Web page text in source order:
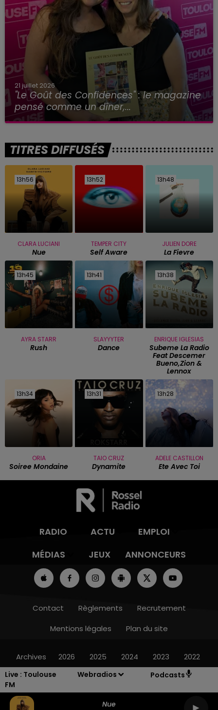
Live : Toulouse
FM
Webradios Podcasts
Nue
21 juillet 2026
"Le Goût des Confidences" : le magazine
pensé comme un dîner,...
TITRES DIFFUSÉS
13h56
13h56
CLARA LUCIANI
Nue
13h52
13h52
TEMPER CITY
Self Aware
13h48
13h48
JULIEN DORE
La Fievre
13h45
13h45
AYRA STARR
Rush
13h41
13h41
SLAYYYTER
Dance
13h38
13h38
ENRIQUE IGLESIAS
Subeme La Radio
Feat Descemer
Bueno,zion &
Lennox
13h34
13h34
ORIA
Soiree Mondaine
13h31
13h31
TAIO CRUZ
Dynamite
13h28
13h28
ADELE CASTILLON
Ete Avec Toi
RADIO ACTU
EMPLOI
MÉDIAS
JEUX ANNONCEURS
Contact Règlements
Recrutement
Mentions légales
Plan du site
Archives 2026 2025 2024 2023 2022